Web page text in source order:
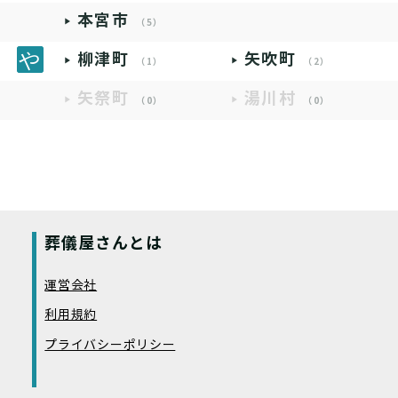
本宮市 （5）
柳津町 （1） 矢吹町 （2）
矢祭町 （0） 湯川村 （0）
葬儀屋さんとは
運営会社
利用規約
プライバシーポリシー